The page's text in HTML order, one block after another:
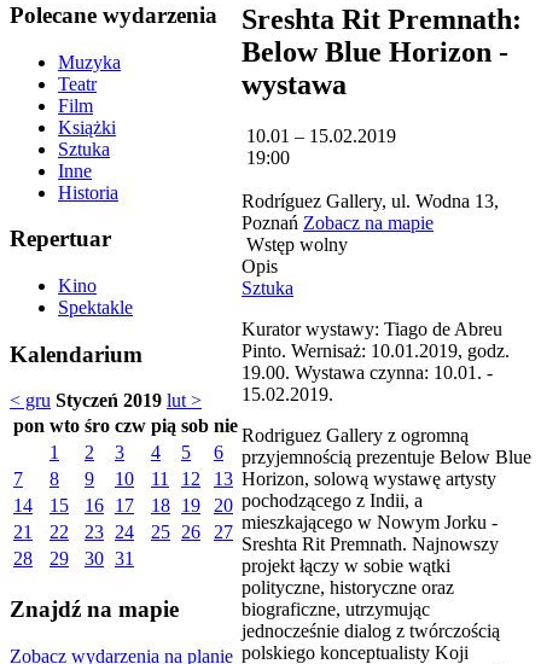
Polecane wydarzenia
Muzyka
Teatr
Film
Książki
Sztuka
Inne
Historia
Repertuar
Kino
Spektakle
Kalendarium
< gru Styczeń 2019 lut >
pon wto śro czw pią sob nie
1
2 3 4 5
6
7
8 9 10 11 12
13
14
15 16 17 18 19
20
21
22 23 24 25 26
27
28
29 30 31
Znajdź na mapie
Zobacz wydarzenia na planie
Sreshta Rit Premnath:
Below Blue Horizon -
wystawa
10.01 – 15.02.2019
19:00
Rodríguez Gallery, ul. Wodna 13,
Poznań Zobacz na mapie
Wstęp wolny
Opis
Sztuka
Kurator wystawy: Tiago de Abreu
Pinto. Wernisaż: 10.01.2019, godz.
19.00. Wystawa czynna: 10.01. -
15.02.2019.
Rodriguez Gallery z ogromną
przyjemnością prezentuje Below Blue
Horizon, solową wystawę artysty
pochodzącego z Indii, a
mieszkającego w Nowym Jorku -
Sreshta Rit Premnath. Najnowszy
projekt łączy w sobie wątki
polityczne, historyczne oraz
biograficzne, utrzymując
jednocześnie dialog z twórczością
polskiego konceptualisty Koji